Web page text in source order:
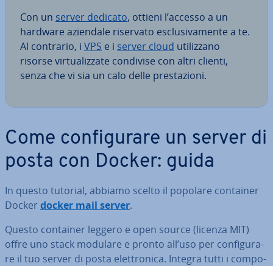
Con un server dedicato, ottieni l’accesso a un
hardware aziendale riservato esclu­si­va­men­te a te.
Al contrario, i VPS e i server cloud uti­liz­za­no
risorse vir­tua­liz­za­te condivise con altri clienti,
senza che vi sia un calo delle pre­sta­zio­ni.
Come con­fi­gu­ra­re un server di
posta con Docker: guida
In questo tutorial, abbiamo scelto il popolare container
Docker docker mail server.
Questo container leggero e open source (licenza MIT)
offre uno stack modulare e pronto all’uso per con­fi­gu­ra­
re il tuo server di posta elet­tro­ni­ca. Integra tutti i com­po­